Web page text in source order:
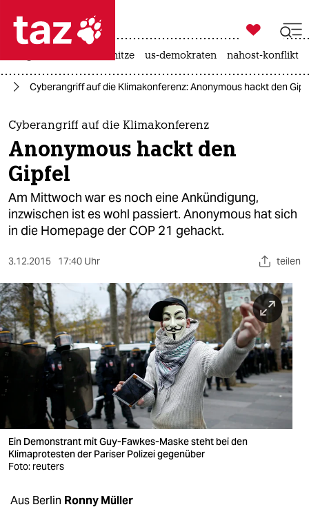
 taz zahl ich
taz zahl ich
themen
politik
öko
gesellschaft
sport
berlin
nord
wahrheit
verlag
verlag
veranstaltungen

taz zahl ich
hitze us-demokraten nahost-konflikt
Cyberangriff auf die Klimakonferenz: Anonymous hackt den
Cyberangriff auf die Klimakonferenz
Anonymous hackt den
Gipfel
Am Mittwoch war es noch eine Ankündigung,
inzwischen ist es wohl passiert. Anonymous hat sich
in die Homepage der COP 21 gehackt.
3.12.2015 17:40 Uhr teilen
Ein Demonstrant mit Guy-Fawkes-Maske steht bei den
Klimaprotesten der Pariser Polizei gegenüber
Foto: reuters
Aus Berlin Ronny Müller